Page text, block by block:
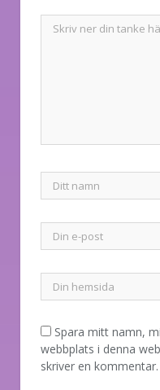
Spara mitt namn,
webbplats i denna
skriver en kommentar.